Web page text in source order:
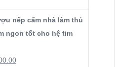
nếp cẩm nhà làm thủ
ngon tốt cho hệ tim